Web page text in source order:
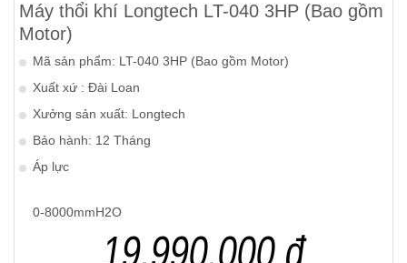
Máy thổi khí Longtech LT-040 3HP (Bao gồm
Motor)
Mã sản phẩm: LT-040 3HP (Bao gồm Motor)
Xuất xứ : Đài Loan
Xưởng sản xuất: Longtech
Bảo hành: 12 Tháng
Áp lực
0-8000mmH2O
19.990.000 đ